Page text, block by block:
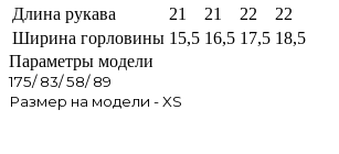
Длина рукава
21 21 22
22
Ширина горловины 15,5 16,5 17,5 18,5
Параметры модели
175/ 83/ 58/ 89
Размер на модели - XS